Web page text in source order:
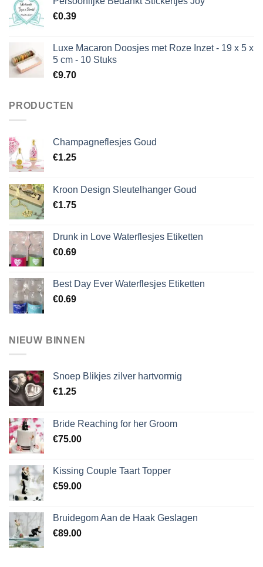
€0.39
Luxe Macaron Doosjes met Roze Inzet - 19 x 5 x
5 cm - 10 Stuks
€9.70
PRODUCTEN
Champagneflesjes Goud
€1.25
Kroon Design Sleutelhanger Goud
€1.75
Drunk in Love Waterflesjes Etiketten
€0.69
Best Day Ever Waterflesjes Etiketten
€0.69
NIEUW BINNEN
Snoep Blikjes zilver hartvormig
€1.25
Bride Reaching for her Groom
€75.00
Kissing Couple Taart Topper
€59.00
Bruidegom Aan de Haak Geslagen
€89.00